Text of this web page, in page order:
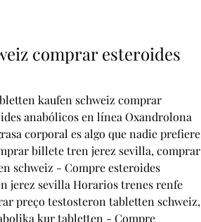
comprar esteroides
kaufen schweiz comprar
anabólicos en línea Oxandrolona
corporal es algo que nadie prefiere
billete tren jerez sevilla, comprar
schweiz - Compre esteroides
jerez sevilla Horarios trenes renfe
preço testosteron tabletten schweiz,
kur tabletten - Compre